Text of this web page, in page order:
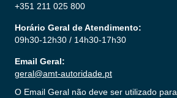
+351 211 025 800
Horário Geral de Atendimento:
09h30-12h30 / 14h30-17h30
Email Geral:
geral@amt-autoridade.pt
O Email Geral não deve ser utilizado para